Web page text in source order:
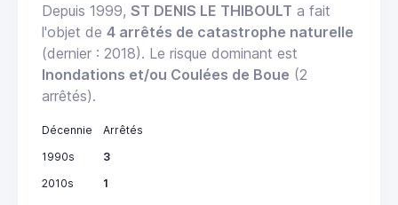
Depuis 1999, ST DENIS LE THIBOULT a fait
l'objet de 4 arrêtés de catastrophe naturelle
(dernier : 2018). Le risque dominant est
Inondations et/ou Coulées de Boue (2
arrêtés).
Décennie
Arrêtés
1990s
3
2010s
1